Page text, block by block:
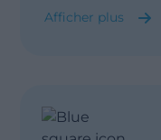
Afficher plus